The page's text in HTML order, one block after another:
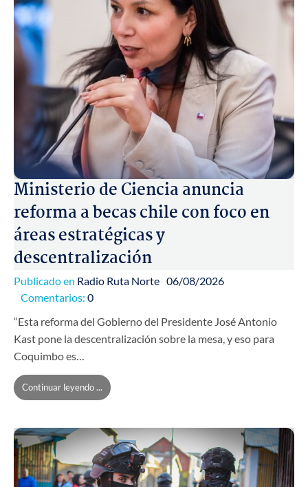
Ministerio de Ciencia anuncia
reforma a becas chile con foco en
áreas estratégicas y
descentralización
Publicado en Radio Ruta Norte 06/08/2026
Comentarios: 0
“Esta reforma del Gobierno del Presidente José Antonio
Kast pone la descentralización sobre la mesa, y eso para
Coquimbo es…
Continuar leyendo ...